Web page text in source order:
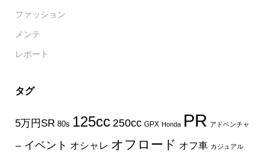
ファッション
メンテ
レポート
タグ
5万円SR 80s 125cc 250cc GPX Honda PR アドベンチャ
ー イベント オシャレ オフロード オフ車 カジュアル